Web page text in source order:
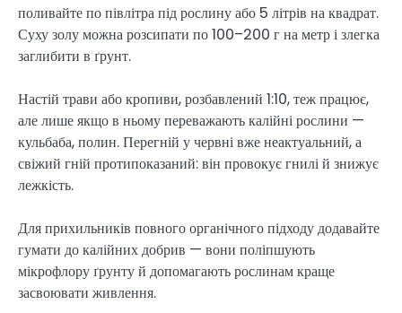
поливайте по півлітра під рослину або 5 літрів на квадрат.
Суху золу можна розсипати по 100–200 г на метр і злегка
заглибити в ґрунт.
Настій трави або кропиви, розбавлений 1:10, теж працює,
але лише якщо в ньому переважають калійні рослини —
кульбаба, полин. Перегній у червні вже неактуальний, а
свіжий гній протипоказаний: він провокує гнилі й знижує
лежкість.
Для прихильників повного органічного підходу додавайте
гумати до калійних добрив — вони поліпшують
мікрофлору ґрунту й допомагають рослинам краще
засвоювати живлення.